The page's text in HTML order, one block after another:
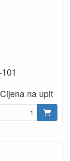
Cijena na upit